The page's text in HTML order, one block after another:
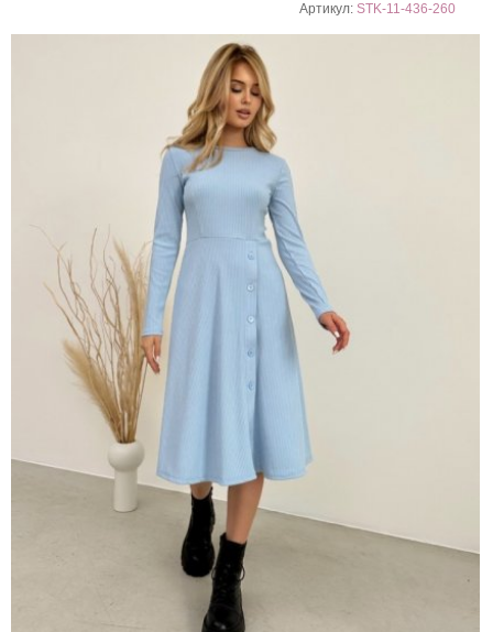
Артикул:STK-11-436-260